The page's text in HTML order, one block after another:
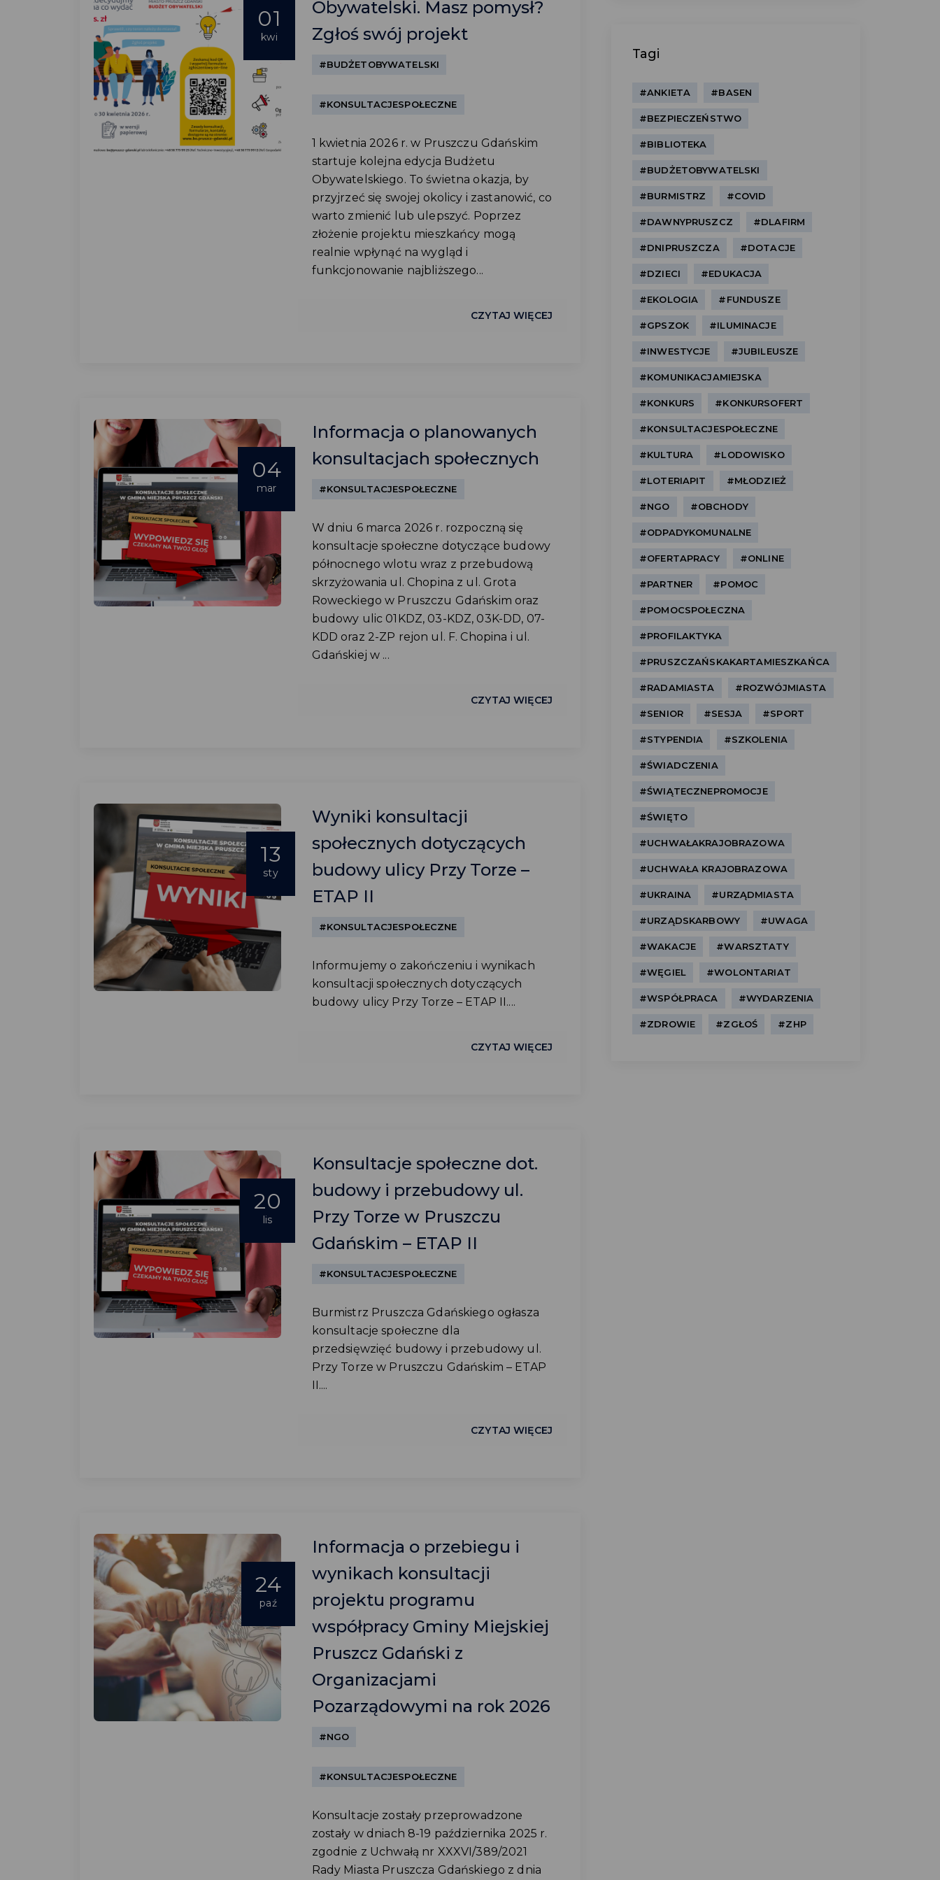
01
kwi
Obywatelski. Masz pomysł?
Zgłoś swój projekt
#BUDŻETOBYWATELSKI
#KONSULTACJESPOŁECZNE
1 kwietnia 2026 r. w Pruszczu Gdańskim
startuje kolejna edycja Budżetu
Obywatelskiego. To świetna okazja, by
przyjrzeć się swojej okolicy i zastanowić, co
warto zmienić lub ulepszyć. Poprzez
złożenie projektu mieszkańcy mogą
realnie wpłynąć na wygląd i
funkcjonowanie najbliższego...
CZYTAJ WIĘCEJ
04
mar
Informacja o planowanych
konsultacjach społecznych
#KONSULTACJESPOŁECZNE
W dniu 6 marca 2026 r. rozpoczną się
konsultacje społeczne dotyczące budowy
północnego wlotu wraz z przebudową
skrzyżowania ul. Chopina z ul. Grota
Roweckiego w Pruszczu Gdańskim oraz
budowy ulic 01KDZ, 03-KDZ, 03K-DD, 07-
KDD oraz 2-ZP rejon ul. F. Chopina i ul.
Gdańskiej w ...
CZYTAJ WIĘCEJ
13
sty
Wyniki konsultacji
społecznych dotyczących
budowy ulicy Przy Torze –
ETAP II
#KONSULTACJESPOŁECZNE
Informujemy o zakończeniu i wynikach
konsultacji społecznych dotyczących
budowy ulicy Przy Torze – ETAP II....
CZYTAJ WIĘCEJ
20
lis
Konsultacje społeczne dot.
budowy i przebudowy ul.
Przy Torze w Pruszczu
Gdańskim – ETAP II
#KONSULTACJESPOŁECZNE
Burmistrz Pruszcza Gdańskiego ogłasza
konsultacje społeczne dla
przedsięwzięć budowy i przebudowy ul.
Przy Torze w Pruszczu Gdańskim – ETAP
II....
CZYTAJ WIĘCEJ
24
paź
Informacja o przebiegu i
wynikach konsultacji
projektu programu
współpracy Gminy Miejskiej
Pruszcz Gdański z
Organizacjami
Pozarządowymi na rok 2026
#NGO
#KONSULTACJESPOŁECZNE
Konsultacje zostały przeprowadzone
zostały w dniach 8-19 października 2025 r.
zgodnie z Uchwałą nr XXXVI/389/2021
Rady Miasta Pruszcza Gdańskiego z dnia
Tagi
#ANKIETA #BASEN
#BEZPIECZEŃSTWO
#BIBLIOTEKA
#BUDŻETOBYWATELSKI
#BURMISTRZ #COVID
#DAWNYPRUSZCZ #DLAFIRM
#DNIPRUSZCZA #DOTACJE
#DZIECI #EDUKACJA
#EKOLOGIA #FUNDUSZE
#GPSZOK #ILUMINACJE
#INWESTYCJE #JUBILEUSZE
#KOMUNIKACJAMIEJSKA
#KONKURS #KONKURSOFERT
#KONSULTACJESPOŁECZNE
#KULTURA #LODOWISKO
#LOTERIAPIT #MŁODZIEŻ
#NGO #OBCHODY
#ODPADYKOMUNALNE
#OFERTAPRACY #ONLINE
#PARTNER #POMOC
#POMOCSPOŁECZNA
#PROFILAKTYKA
#PRUSZCZAŃSKAKARTAMIESZKAŃCA
#RADAMIASTA #ROZWÓJMIASTA
#SENIOR #SESJA #SPORT
#STYPENDIA #SZKOLENIA
#ŚWIADCZENIA
#ŚWIĄTECZNEPROMOCJE
#ŚWIĘTO
#UCHWAŁAKRAJOBRAZOWA
#UCHWAŁA KRAJOBRAZOWA
#UKRAINA #URZĄDMIASTA
#URZĄDSKARBOWY #UWAGA
#WAKACJE #WARSZTATY
#WĘGIEL #WOLONTARIAT
#WSPÓŁPRACA #WYDARZENIA
#ZDROWIE #ZGŁOŚ #ZHP